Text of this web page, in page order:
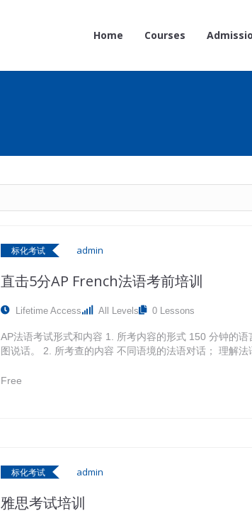
Home Courses
标化考试 admin
直击5分AP French法语考前培训
Lifetime Access All Levels 0 Lessons
AP法语考试形式和内容 1. 所考内容的形式 150 分钟的
图说话。 2. 所考查的内容 不同语境的法语对话； 理解
Free
标化考试 admin
雅思考试培训